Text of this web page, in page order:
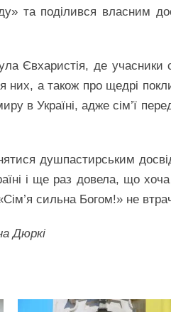
та поділився власним
Євхаристія, де учасники
них, а також про щедрі
в Україні, адже сім’ї
душпастирським
і ще раз довела, що хоча
сильна Богом!» не
Дюркі